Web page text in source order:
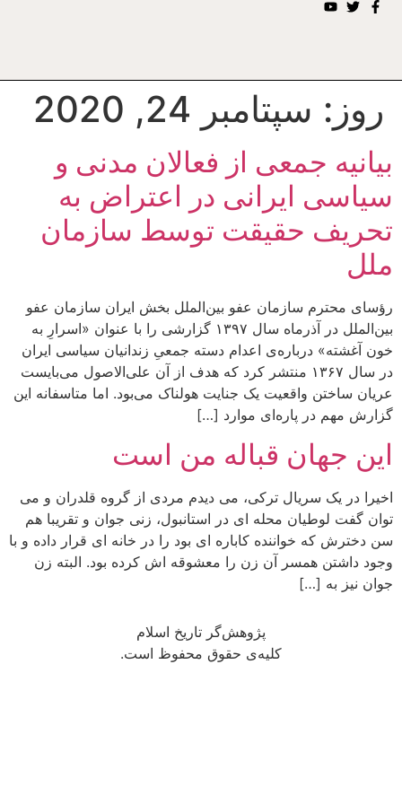
روز: سپتامبر 24, 2020
بیانیه جمعی از فعالان مدنی و
سیاسی ایرانی در اعتراض به
تحریف حقیقت توسط سازمان
ملل
رؤسای محترم سازمان عفو بین‌الملل بخش ایران سازمان عفو
بین‌‌الملل در آذرماه سال ۱۳۹۷ گزارشی را با عنوان «اسرارِ به
خون آغشته» درباره‌‌ی اعدام دسته جمعیِ زندانیان سیاسی ایران
در سال ۱۳۶۷ منتشر کرد که هدف از آن علی‌الاصول می‌بایست
عریان ساختن واقعیت یک جنایت هولناک می‌بود. اما متاسفانه این
گزارش مهم در پاره‌ای موارد […]
این جهان قباله من است
اخیرا در یک سریال ترکی، می دیدم مردی از گروه قلدران و می
توان گفت لوطیان محله ای در استانبول، زنی جوان و تقریبا هم
سن دخترش که خواننده کاباره ای بود را در خانه ای قرار داده و با
وجود داشتن همسر آن زن را معشوقه اش کرده بود. البته زن
جوان نیز به […]
پژوهش‌گر تاریخ اسلام
کلیه‌ی حقوق محفوظ است.